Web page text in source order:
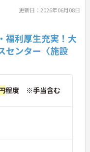
更新日：2026年06月08日
福利厚生充実！大
センター〈施設
程度 ※手当含む